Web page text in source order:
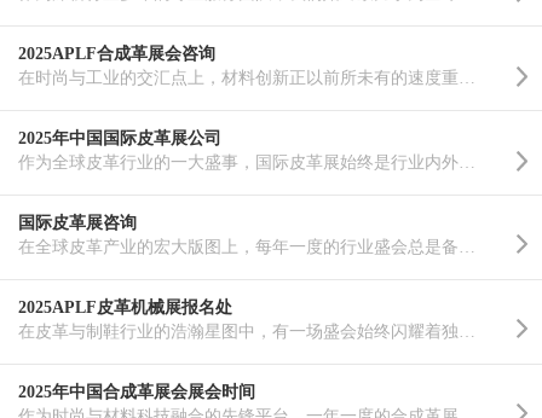
2025APLF合成革展会咨询
在时尚与工业的交汇点上，材料创新正以前所未有的速度重塑着我们的生活方式。作为连接创意与制造的关键桥..……
2025年中国国际皮革展公司
作为全球皮革行业的一大盛事，国际皮革展始终是行业内外瞩目的焦点。每年，这一盛会汇聚来自世界各地的皮..……
国际皮革展咨询
2025APLF皮革机械展报名处
2025年中国合成革展会展会时间